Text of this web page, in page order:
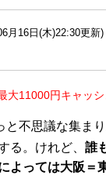
月16日(木)22:30更新)
大11000円キャッシ
不思議な集ま
る。けれど、 誰
よっては大阪＝